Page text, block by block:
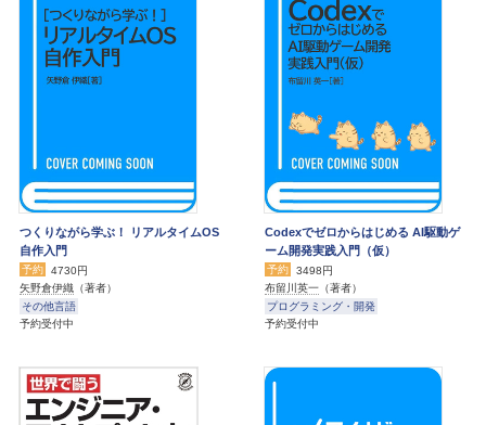
つくりながら学ぶ！ リアルタイムOS
自作入門
予約
4730円
矢野倉伊織 （著者）
その他言語
予約受付中
Codexでゼロからはじめる AI駆動ゲ
ーム開発実践入門（仮）
予約
3498円
布留川英一 （著者）
プログラミング・開発
予約受付中